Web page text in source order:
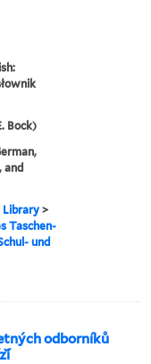
Bock)
and
Library >
Taschen-
und
odborníků